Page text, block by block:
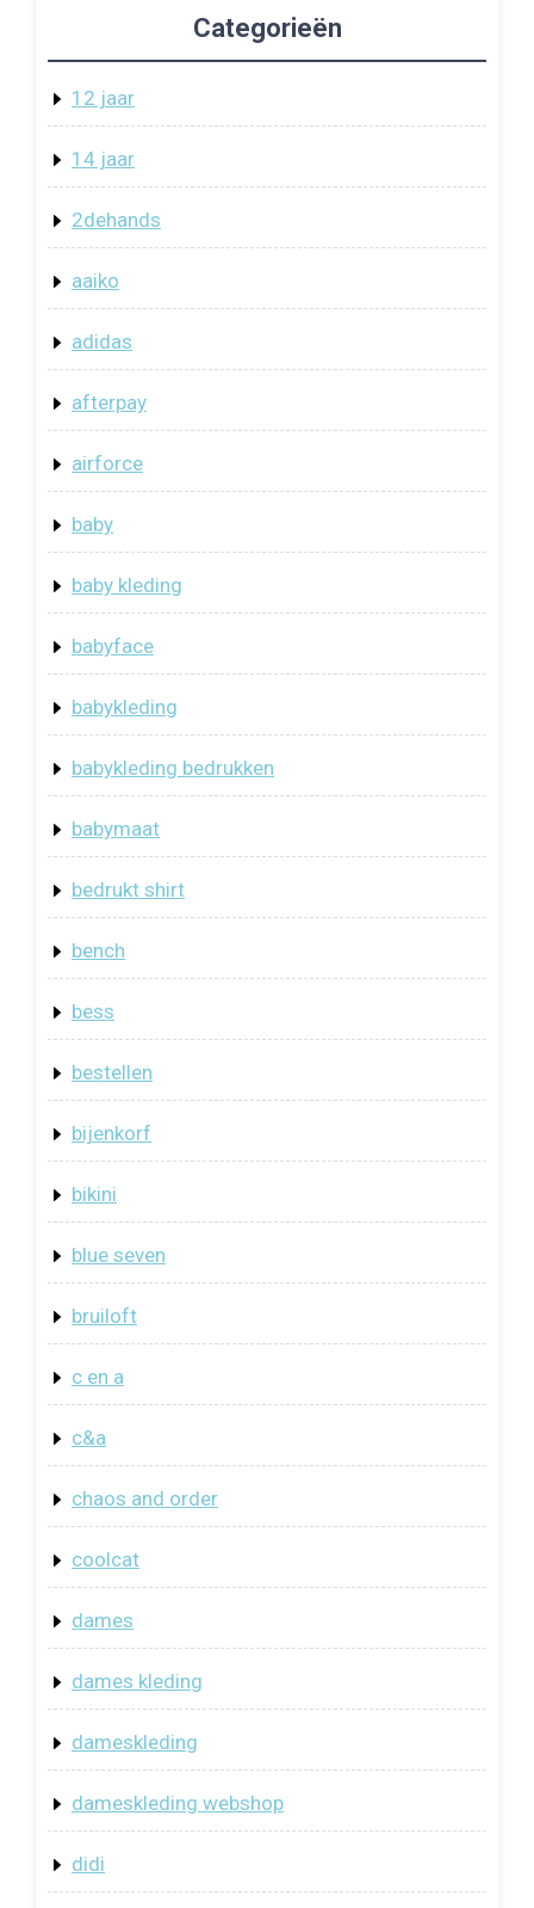
Categorieën
12 jaar
14 jaar
2dehands
aaiko
adidas
afterpay
airforce
baby
baby kleding
babyface
babykleding
babykleding bedrukken
babymaat
bedrukt shirt
bench
bess
bestellen
bijenkorf
bikini
blue seven
bruiloft
c en a
c&a
chaos and order
coolcat
dames
dames kleding
dameskleding
dameskleding webshop
didi